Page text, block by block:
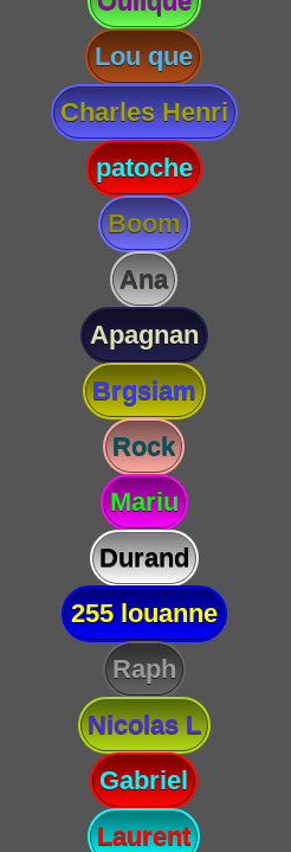
Lou que
Charles Henri
patoche
Boom
Ana
Apagnan
Brgsiam
Rock
Mariu
Durand
255 louanne
Raph
Nicolas L
Gabriel
Laurent